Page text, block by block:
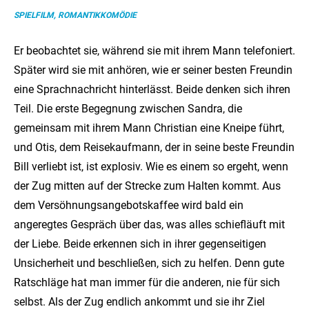
SPIELFILM, ROMANTIKKOMÖDIE
Er beobachtet sie, während sie mit ihrem Mann telefoniert.
Später wird sie mit anhören, wie er seiner besten Freundin
eine Sprachnachricht hinterlässt. Beide denken sich ihren
Teil. Die erste Begegnung zwischen Sandra, die
gemeinsam mit ihrem Mann Christian eine Kneipe führt,
und Otis, dem Reisekaufmann, der in seine beste Freundin
Bill verliebt ist, ist explosiv. Wie es einem so ergeht, wenn
der Zug mitten auf der Strecke zum Halten kommt. Aus
dem Versöhnungsangebotskaffee wird bald ein
angeregtes Gespräch über das, was alles schiefläuft mit
der Liebe. Beide erkennen sich in ihrer gegenseitigen
Unsicherheit und beschließen, sich zu helfen. Denn gute
Ratschläge hat man immer für die anderen, nie für sich
selbst. Als der Zug endlich ankommt und sie ihr Ziel